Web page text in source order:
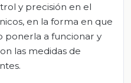
y precisión en el
en la forma en que
ponerla a funcionar y
las medidas de